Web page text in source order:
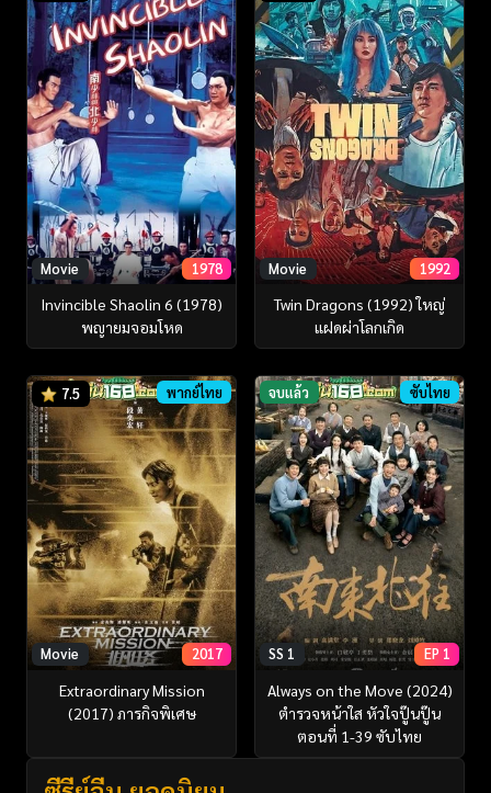
Movie 1978
Invincible Shaolin 6 (1978)
พญายมจอมโหด
Movie 1992
Twin Dragons (1992) ใหญ่
แฝดผ่าโลกเกิด
7.5 พากย์ไทย
Movie 2017
Extraordinary Mission
(2017) ภารกิจพิเศษ
จบแล้ว ซับไทย
SS 1 EP 1
Always on the Move (2024)
ตำรวจหน้าใส หัวใจปู๊นปู๊น
ตอนที่ 1-39 ซับไทย